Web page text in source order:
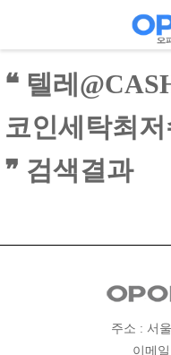
❝ 텔레
코인세탁최
❞ 검색결과
주소 : 서
이메